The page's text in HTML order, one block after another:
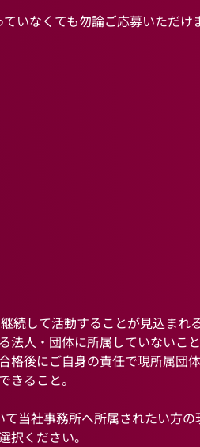
いなくても勿論ご応募いただけ
続して活動することが見込まれ
法人・団体に所属していないこと
後にご自身の責任で現所属団
きること。
当社事務所へ所属されたい方
択ください。